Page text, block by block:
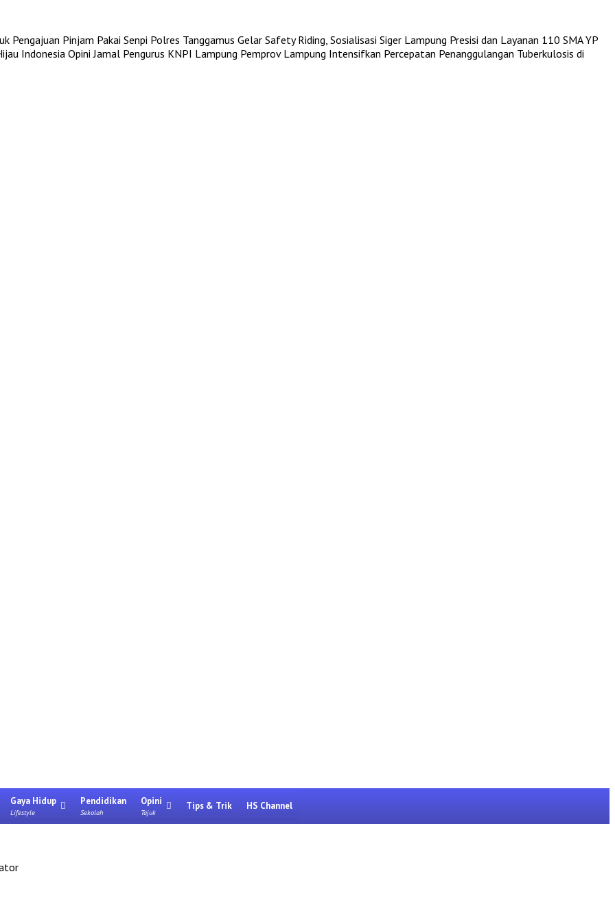
Pengajuan Pinjam Pakai Senpi Polres Tanggamus Gelar Safety Riding, Sosialisasi Siger Lampung Presisi dan Layanan 110 SMA YP
Indonesia Opini Jamal Pengurus KNPI Lampung Pemprov Lampung Intensifkan Percepatan Penanggulangan Tuberkulosis di
Gaya Hidup
Lifestyle
Pendidikan
Sekolah
Opini
Tajuk
Tips & Trik HS Channel